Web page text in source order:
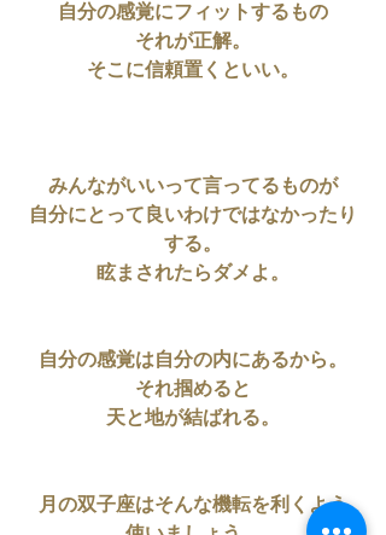
自分の感覚にフィットするもの
それが正解。
そこに信頼置くといい。
みんながいいって言ってるものが
自分にとって良いわけではなかったり
する。
眩まされたらダメよ。
自分の感覚は自分の内にあるから。
それ掴めると
天と地が結ばれる。
月の双子座はそんな機転を利くよう